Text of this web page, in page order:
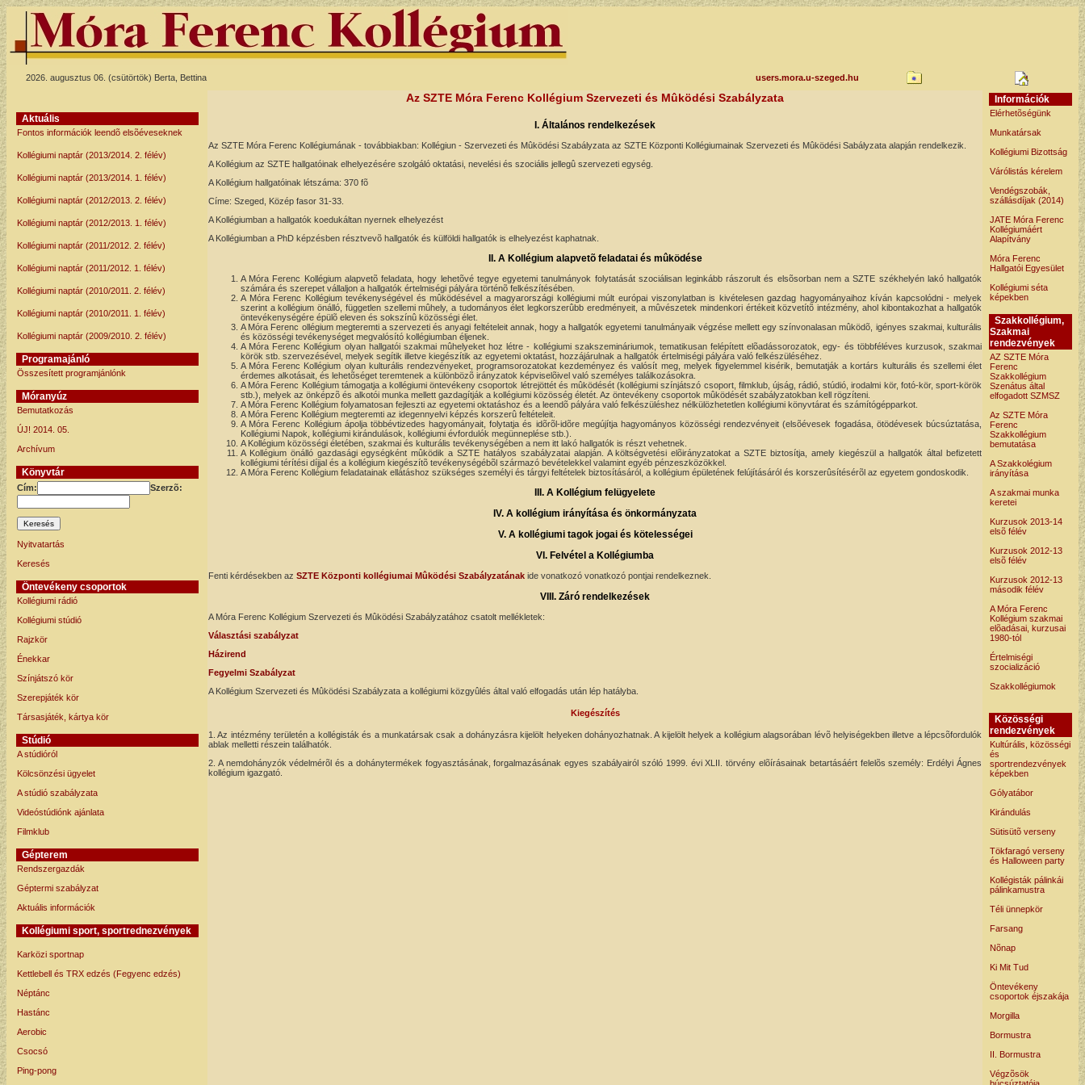
2026. augusztus 06. (csütörtök) Berta, Bettina users.mora.u-szeged.hu
Aktuális
Fontos információk leendõ elsõéveseknek
Kollégiumi naptár (2013/2014. 2. félév)
Kollégiumi naptár (2013/2014. 1. félév)
Kollégiumi naptár (2012/2013. 2. félév)
Kollégiumi naptár (2012/2013. 1. félév)
Kollégiumi naptár (2011/2012. 2. félév)
Kollégiumi naptár (2011/2012. 1. félév)
Kollégiumi naptár (2010/2011. 2. félév)
Kollégiumi naptár (2010/2011. 1. félév)
Kollégiumi naptár (2009/2010. 2. félév)
Programajánló
Összesített programjánlónk
Móranyúz
Bemutatkozás
ÚJ! 2014. 05.
Archívum
Könyvtár
Cím: Szerzõ:
Nyitvatartás
Keresés
Öntevékeny csoportok
Kollégiumi rádió
Kollégiumi stúdió
Rajzkör
Énekkar
Színjátszó kör
Szerepjáték kör
Társasjáték, kártya kör
Stúdió
A stúdióról
Kölcsönzési ügyelet
A stúdió szabályzata
Videóstúdiónk ajánlata
Filmklub
Gépterem
Rendszergazdák
Géptermi szabályzat
Aktuális információk
Kollégiumi sport, sportrednezvények
Karközi sportnap
Kettlebell és TRX edzés (Fegyenc edzés)
Néptánc
Hastánc
Aerobic
Csocsó
Ping-pong
Az SZTE Móra Ferenc Kollégium Szervezeti és Mûködési Szabályzata
I. Általános rendelkezések
Az SZTE Móra Ferenc Kollégiumának - továbbiakban: Kollégiun - Szervezeti és Mûködési Szabályzata az SZTE Központi Kollégiumainak Szervezeti és Mûködési Sabályzata alapján rendelkezik.
A Kollégium az SZTE hallgatóinak elhelyezésére szolgáló oktatási, nevelési és szociális jellegû szervezeti egység.
A Kollégium hallgatóinak létszáma: 370 fõ
Címe: Szeged, Közép fasor 31-33.
A Kollégiumban a hallgatók koedukáltan nyernek elhelyezést
A Kollégiumban a PhD képzésben résztvevõ hallgatók és külföldi hallgatók is elhelyezést kaphatnak.
II. A Kollégium alapvetõ feladatai és mûködése
A Móra Ferenc Kollégium alapvetõ feladata, hogy lehetõvé tegye egyetemi tanulmányok folytatását szociálisan leginkább rászorult és elsõsorban nem a SZTE székhelyén lakó hallgatók
számára és szerepet vállaljon a hallgatók értelmiségi pályára történõ felkészítésében.
A Móra Ferenc Kollégium tevékenységével és mûködésével a magyarországi kollégiumi múlt európai viszonylatban is kivételesen gazdag hagyományaihoz kíván kapcsolódni - melyek
szerint a kollégium önálló, független szellemi mûhely, a tudományos élet legkorszerûbb eredményeit, a mûvészetek mindenkori értékeit közvetítõ intézmény, ahol kibontakozhat a hallgatók
öntevékenységére épülõ eleven és sokszínû közösségi élet.
A Móra Ferenc ollégium megteremti a szervezeti és anyagi feltételeit annak, hogy a hallgatók egyetemi tanulmányaik végzése mellett egy színvonalasan mûködõ, igényes szakmai, kulturális
és közösségi tevékenységet megvalósító kollégiumban éljenek.
A Móra Ferenc Kollégium olyan hallgatói szakmai mûhelyeket hoz létre - kollégiumi szakszemináriumok, tematikusan felépített elõadássorozatok, egy- és többféléves kurzusok, szakmai
körök stb. szervezésével, melyek segítik illetve kiegészítik az egyetemi oktatást, hozzájárulnak a hallgatók értelmiségi pályára való felkészüléséhez.
A Móra Ferenc Kollégium olyan kulturális rendezvényeket, programsorozatokat kezdeményez és valósít meg, melyek figyelemmel kisérik, bemutatják a kortárs kulturális és szellemi élet
érdemes alkotásait, és lehetõséget teremtenek a különbözõ irányzatok képviselõivel való személyes találkozásokra.
A Móra Ferenc Kollégium támogatja a kollégiumi öntevékeny csoportok létrejöttét és mûködését (kollégiumi színjátszó csoport, filmklub, újság, rádió, stúdió, irodalmi kör, fotó-kör, sport-körök
stb.), melyek az önképzõ és alkotói munka mellett gazdagítják a kollégiumi közösség életét. Az öntevékeny csoportok mûködését szabályzatokban kell rögzíteni.
A Móra Ferenc Kollégium folyamatosan fejleszti az egyetemi oktatáshoz és a leendõ pályára való felkészüléshez nélkülözhetetlen kollégiumi könyvtárat és számítógépparkot.
A Móra Ferenc Kollégium megteremti az idegennyelvi képzés korszerû feltételeit.
A Móra Ferenc Kollégium ápolja többévtizedes hagyományait, folytatja és idõrõl-idõre megújítja hagyományos közösségi rendezvényeit (elsõévesek fogadása, ötödévesek búcsúztatása,
Kollégiumi Napok, kollégiumi kirándulások, kollégiumi évfordulók megünneplése stb.).
A Kollégium közösségi életében, szakmai és kulturális tevékenységében a nem itt lakó hallgatók is részt vehetnek.
A Kollégium önálló gazdasági egységként mûködik a SZTE hatályos szabályzatai alapján. A költségvetési elõirányzatokat a SZTE biztosítja, amely kiegészül a hallgatók által befizetett
kollégiumi térítési díjjal és a kollégium kiegészítõ tevékenységébõl származó bevételekkel valamint egyéb pénzeszközökkel.
A Móra Ferenc Kollégium feladatainak ellátáshoz szükséges személyi és tárgyi feltételek biztosításáról, a kollégium épületének felújításáról és korszerûsítésérõl az egyetem gondoskodik.
III. A Kollégium felügyelete
IV. A kollégium irányítása és önkormányzata
V. A kollégiumi tagok jogai és kötelességei
VI. Felvétel a Kollégiumba
Fenti kérdésekben az SZTE Központi kollégiumai Mûködési Szabályzatának ide vonatkozó vonatkozó pontjai rendelkeznek.
VIII. Záró rendelkezések
A Móra Ferenc Kollégium Szervezeti és Mûködési Szabályzatához csatolt mellékletek:
Választási szabályzat
Házirend
Fegyelmi Szabályzat
A Kollégium Szervezeti és Mûködési Szabályzata a kollégiumi közgyûlés által való elfogadás után lép hatályba.
Kiegészítés
1. Az intézmény területén a kollégisták és a munkatársak csak a dohányzásra kijelölt helyeken dohányozhatnak. A kijelölt helyek a kollégium alagsorában lévõ helyiségekben illetve a lépcsõfordulók
ablak melletti részein találhatók.
2. A nemdohányzók védelmérõl és a dohánytermékek fogyasztásának, forgalmazásának egyes szabályairól szóló 1999. évi XLII. törvény elõírásainak betartásáért felelõs személy: Erdélyi Ágnes
kollégium igazgató.
Információk
Elérhetõségünk
Munkatársak
Kollégiumi Bizottság
Várólistás kérelem
Vendégszobák,
szállásdíjak (2014)
JATE Móra Ferenc
Kollégiumáért
Alapítvány
Móra Ferenc
Hallgatói Egyesület
Kollégiumi séta
képekben
Szakkollégium,
Szakmai
rendezvények
AZ SZTE Móra
Ferenc
Szakkollégium
Szenátus által
elfogadott SZMSZ
Az SZTE Móra
Ferenc
Szakkollégium
bemutatása
A Szakkolégium
irányítása
A szakmai munka
keretei
Kurzusok 2013-14
elsõ félév
Kurzusok 2012-13
elsõ félév
Kurzusok 2012-13
második félév
A Móra Ferenc
Kollégium szakmai
elõadásai, kurzusai
1980-tól
Értelmiségi
szocializáció
Szakkollégiumok
Közösségi
rendezvények
Kultúrális, közösségi
és
sportrendezvények
képekben
Gólyatábor
Kirándulás
Sütisütõ verseny
Tökfaragó verseny
és Halloween party
Kollégisták pálinkái
pálinkamustra
Téli ünnepkör
Farsang
Nõnap
Ki Mit Tud
Öntevékeny
csoportok éjszakája
Morgilla
Bormustra
II. Bormustra
Végzõsök